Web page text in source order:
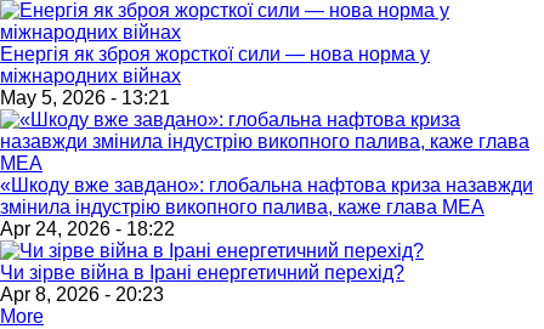
Енергія як зброя жорсткої сили — нова норма у
міжнародних війнах
May 5, 2026 - 13:21
«Шкоду вже завдано»: глобальна нафтова криза назавжди
змінила індустрію викопного палива, каже глава МЕА
Apr 24, 2026 - 18:22
Чи зірве війна в Ірані енергетичний перехід?
Apr 8, 2026 - 20:23
More